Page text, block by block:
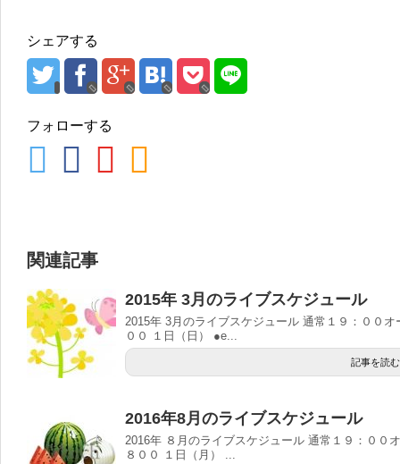
シェアする
フォローする
関連記事
2015年 3月のライブスケジュール
2015年 3月のライブスケジュール 通常１９：００
００ １日（日） ●e...
記事を読む
2016年8月のライブスケジュール
2016年 ８月のライブスケジュール 通常１９：００
８００ １日（月） ...